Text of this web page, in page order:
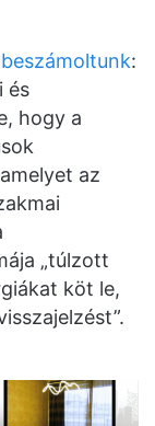
:
és
hogy a
az
„túlzott
köt le,